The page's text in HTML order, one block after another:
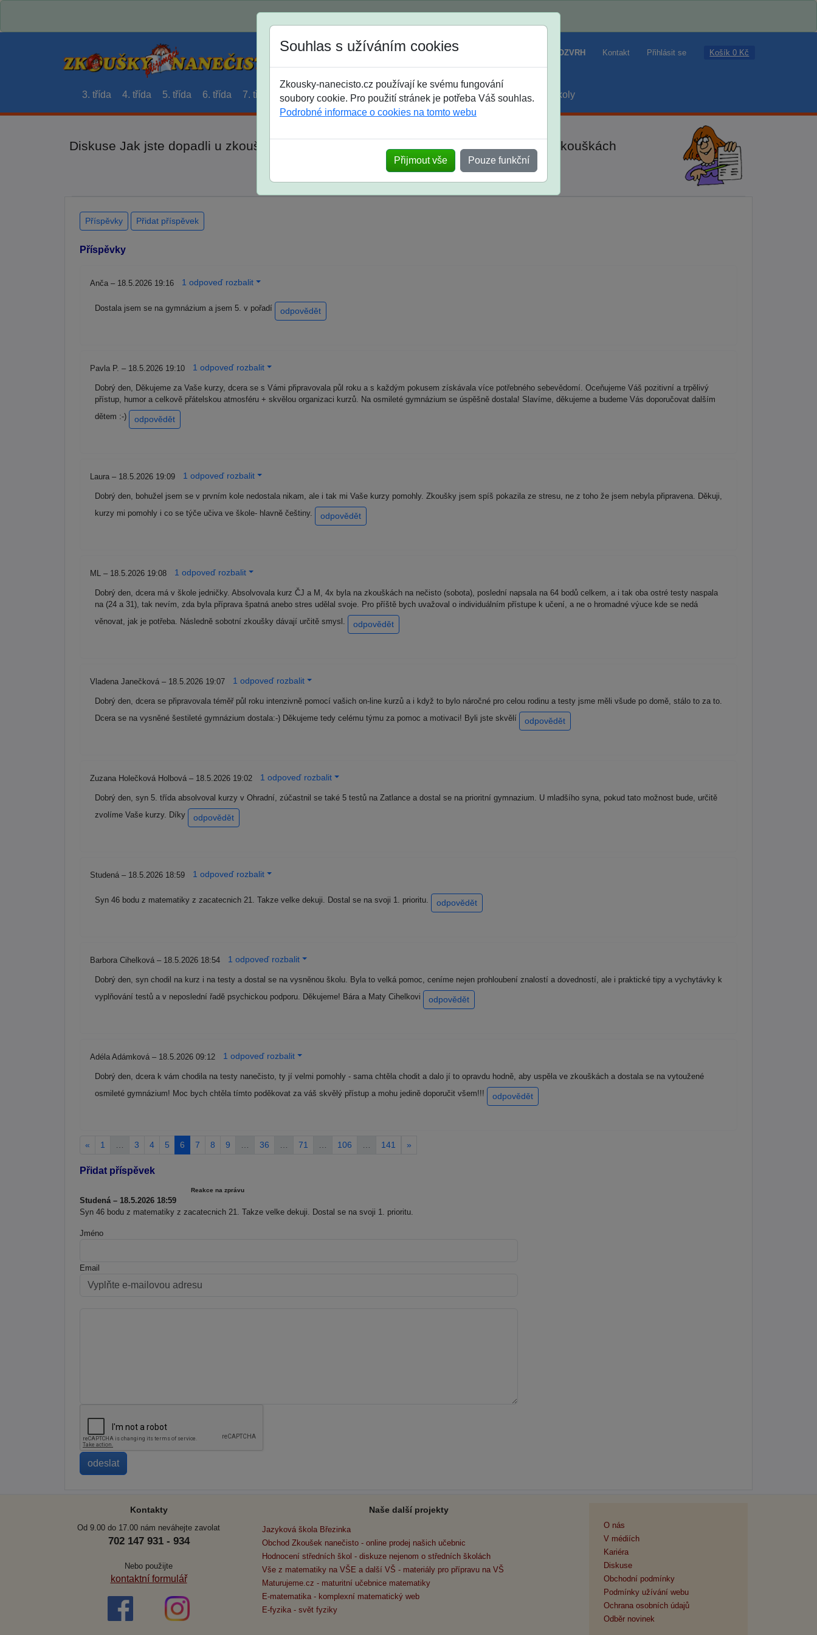
Jak si vybrat ROZVRH Kontakt Přihlásit se Košík 0 Kč
3. třída 4. třída 5. třída 6. třída 7. třída 8. třída 9. třída střední maturanti soutěže prázdniny školy
Diskuse Jak jste dopadli u zkoušek na SŠ? Vaše ohlasy po skutečných přijímacích zkouškách
Souhlas s užíváním cookies
Zkousky-nanecisto.cz používají ke svému fungování
soubory cookie. Pro použití stránek je potřeba Váš souhlas.
Podrobné informace o cookies na tomto webu
Přijmout vše Pouze funkční
Příspěvky Přidat příspěvek
Příspěvky
Anča – 18.5.2026 19:16 1 odpoveď rozbalit
Dostala jsem se na gymnázium a jsem 5. v pořadí odpovědět
Pavla P. – 18.5.2026 19:10 1 odpoveď rozbalit
Dobrý den, Děkujeme za Vaše kurzy, dcera se s Vámi připravovala půl roku a s každým pokusem získávala více potřebného sebevědomí. Oceňujeme Váš pozitivní a trpělivý
přístup, humor a celkově přátelskou atmosféru + skvělou organizaci kurzů. Na osmileté gymnázium se úspěšně dostala! Slavíme, děkujeme a budeme Vás doporučovat dalším
dětem :-)
odpovědět
Laura – 18.5.2026 19:09 1 odpoveď rozbalit
Dobrý den, bohužel jsem se v prvním kole nedostala nikam, ale i tak mi Vaše kurzy pomohly. Zkoušky jsem spíš pokazila ze stresu, ne z toho že jsem nebyla připravena. Děkuji,
kurzy mi pomohly i co se týče učiva ve škole- hlavně češtiny.
odpovědět
ML – 18.5.2026 19:08 1 odpoveď rozbalit
Dobrý den, dcera má v škole jedničky. Absolvovala kurz ČJ a M, 4x byla na zkouškách na nečisto (sobota), poslední napsala na 64 bodů celkem, a i tak oba ostré testy naspala
na (24 a 31), tak nevím, zda byla příprava špatná anebo stres udělal svoje. Pro příště bych uvažoval o individuálním přístupe k učení, a ne o hromadné výuce kde se nedá
věnovat, jak je potřeba. Následně sobotní zkoušky dávají určitě smysl.
odpovědět
Vladena Janečková – 18.5.2026 19:07 1 odpoveď rozbalit
Dobrý den, dcera se připravovala téměř půl roku intenzivně pomocí vašich on-line kurzů a i když to bylo náročné pro celou rodinu a testy jsme měli všude po domě, stálo to za to.
Dcera se na vysněné šestileté gymnázium dostala:-) Děkujeme tedy celému týmu za pomoc a motivaci! Byli jste skvělí
odpovědět
Zuzana Holečková Holbová – 18.5.2026 19:02 1 odpoveď rozbalit
Dobrý den, syn 5. třída absolvoval kurzy v Ohradní, zúčastnil se také 5 testů na Zatlance a dostal se na prioritní gymnazium. U mladšího syna, pokud tato možnost bude, určitě
zvolíme Vaše kurzy. Díky
odpovědět
Studená – 18.5.2026 18:59 1 odpoveď rozbalit
Syn 46 bodu z matematiky z zacatecnich 21. Takze velke dekuji. Dostal se na svoji 1. prioritu. odpovědět
Barbora Cihelková – 18.5.2026 18:54 1 odpoveď rozbalit
Dobrý den, syn chodil na kurz i na testy a dostal se na vysněnou školu. Byla to velká pomoc, ceníme nejen prohloubení znalostí a dovedností, ale i praktické tipy a vychytávky k
vyplňování testů a v neposlední řadě psychickou podporu. Děkujeme! Bára a Maty Cihelkovi
odpovědět
Adéla Adámková – 18.5.2026 09:12 1 odpoveď rozbalit
Dobrý den, dcera k vám chodila na testy nanečisto, ty jí velmi pomohly - sama chtěla chodit a dalo jí to opravdu hodně, aby uspěla ve zkouškách a dostala se na vytoužené
osmileté gymnázium! Moc bych chtěla tímto poděkovat za váš skvělý přístup a mohu jedině doporučit všem!!!
odpovědět
« 1 3 4 5 6 7 8 9 36 71 106 141 »
Přidat příspěvek
Reakce na zprávu
Studená – 18.5.2026 18:59
Syn 46 bodu z matematiky z zacatecnich 21. Takze velke dekuji. Dostal se na svoji 1. prioritu.
Jméno
Email
Kontakty
Od 9.00 do 17.00 nám neváhejte zavolat
702 147 931 - 934
Nebo použijte
kontaktní formulář
Naše další projekty
Jazyková škola Březinka
Obchod Zkoušek nanečisto - online prodej našich učebnic
Hodnocení středních škol - diskuze nejenom o středních školách
Vše z matematiky na VŠE a další VŠ - materiály pro přípravu na VŠ
Maturujeme.cz - maturitní učebnice matematiky
E-matematika - komplexní matematický web
E-fyzika - svět fyziky
O nás
V médiích
Kariéra
Diskuse
Obchodní podmínky
Podmínky užívání webu
Ochrana osobních údajů
Odběr novinek